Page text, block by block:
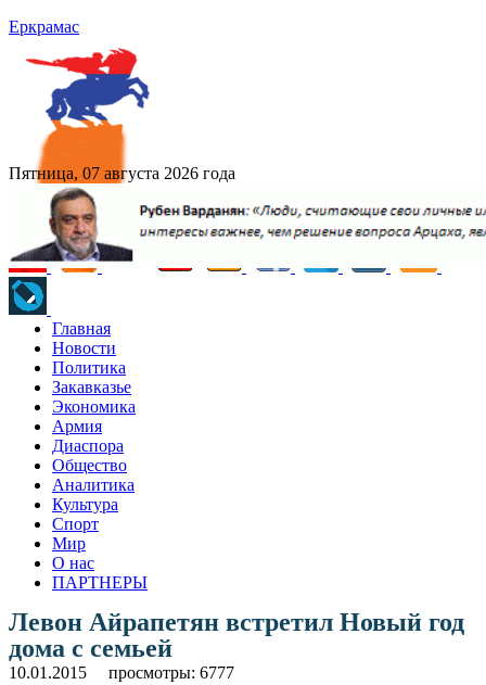
Еркрамас
Пятница, 07 августа 2026 года
Главная
Новости
Политика
Закавказье
Экономика
Армия
Диаспора
Общество
Аналитика
Культура
Спорт
Мир
О нас
ПАРТНЕРЫ
Левон Айрапетян встретил Новый год
дома с семьей
10.01.2015 просмотры: 6777